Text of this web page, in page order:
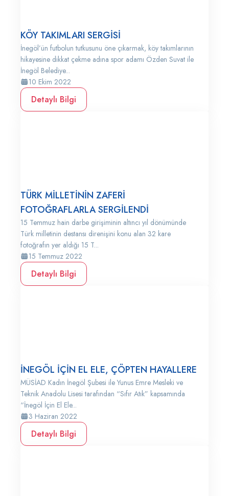
KÖY TAKIMLARI SERGİSİ
İnegöl’ün futbolun tutkusunu öne çıkarmak, köy takımlarının
hikayesine dikkat çekme adına spor adamı Özden Suvat ile
İnegöl Belediye...
10 Ekim 2022
Detaylı Bilgi
TÜRK MİLLETİNİN ZAFERİ
FOTOĞRAFLARLA SERGİLENDİ
15 Temmuz hain darbe girişiminin altıncı yıl dönümünde
Türk milletinin destansı direnişini konu alan 32 kare
fotoğrafın yer aldığı 15 T...
15 Temmuz 2022
Detaylı Bilgi
İNEGÖL İÇİN EL ELE, ÇÖPTEN HAYALLERE
MÜSİAD Kadın İnegöl Şubesi ile Yunus Emre Mesleki ve
Teknik Anadolu Lisesi tarafından “Sıfır Atık” kapsamında
“İnegöl İçin El Ele...
3 Haziran 2022
Detaylı Bilgi